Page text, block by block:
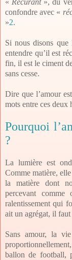
« Récurant », du
confondre avec «
»2.
Si nous disons que
entendre qu’il est
fin, il est le ciment
sans cesse.
Dire que l’amour
mots entre ces deux
Pourquoi
?
La lumière est
Comme matière,
la matière dont
percevant comme
ralentissement qui
ait un agrégat, il
Sans amour, la
ballon de football,